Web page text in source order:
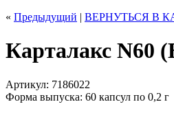
« Предыдущий | ВЕРНУТЬСЯ В
Карталакс N60
Артикул: 7186022
Форма выпуска: 60 капсул по 0,2 г